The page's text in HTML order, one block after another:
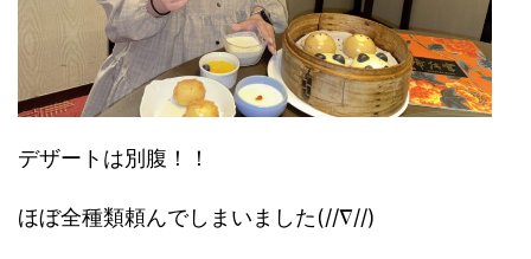
デザートは別腹！！
ほぼ全種類頼んでしまいました(//∇//)